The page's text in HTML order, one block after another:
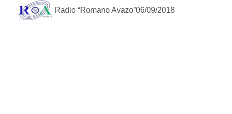
Radio “Romano Avazo”06/09/2018